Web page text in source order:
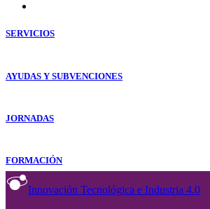
SERVICIOS
AYUDAS Y SUBVENCIONES
JORNADAS
FORMACIÓN
Innovación Tecnológica e Industria 4.0